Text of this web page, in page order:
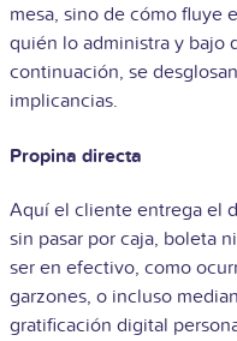
mesa, sino de cómo fluye
quién lo administra y bajo
continuación, se
implicancias.
Propina directa
Aquí el cliente entrega el
sin pasar por caja, boleta
ser en efectivo, como
garzones, o incluso
gratificación digital